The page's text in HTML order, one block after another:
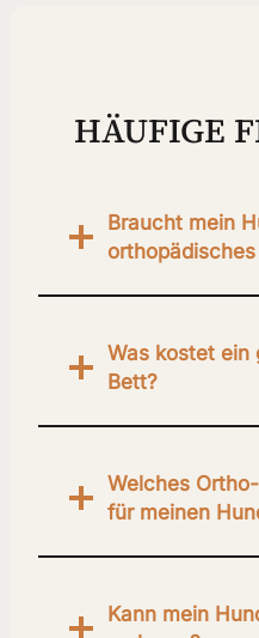
HÄUFIGE
Braucht mein
Was kostet ein
Bett?
Welches
für meinen
Kann mein